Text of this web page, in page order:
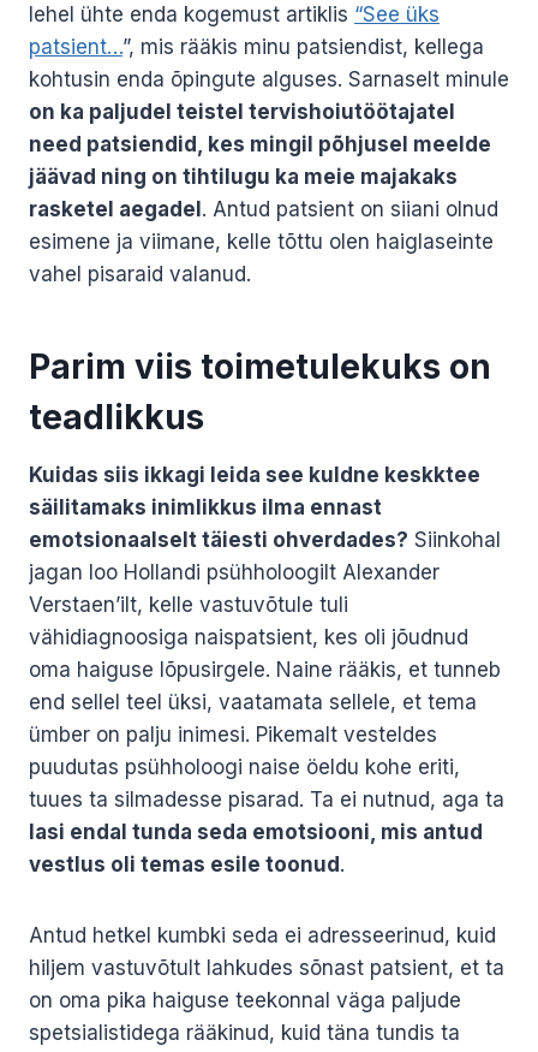
lehel ühte enda kogemust artiklis “See üks
patsient…”, mis rääkis minu patsiendist, kellega
kohtusin enda õpingute alguses. Sarnaselt minule
on ka paljudel teistel tervishoiutöötajatel
need patsiendid, kes mingil põhjusel meelde
jäävad ning on tihtilugu ka meie majakaks
rasketel aegadel . Antud patsient on siiani olnud
esimene ja viimane, kelle tõttu olen haiglaseinte
vahel pisaraid valanud.
Parim viis toimetulekuks on
teadlikkus
Kuidas siis ikkagi leida see kuldne keskktee
säilitamaks inimlikkus ilma ennast
emotsionaalselt täiesti ohverdades? Siinkohal
jagan loo Hollandi psühholoogilt Alexander
Verstaen’ilt, kelle vastuvõtule tuli
vähidiagnoosiga naispatsient, kes oli jõudnud
oma haiguse lõpusirgele. Naine rääkis, et tunneb
end sellel teel üksi, vaatamata sellele, et tema
ümber on palju inimesi. Pikemalt vesteldes
puudutas psühholoogi naise öeldu kohe eriti,
tuues ta silmadesse pisarad. Ta ei nutnud, aga ta
lasi endal tunda seda emotsiooni, mis antud
vestlus oli temas esile toonud .
Antud hetkel kumbki seda ei adresseerinud, kuid
hiljem vastuvõtult lahkudes sõnast patsient, et ta
on oma pika haiguse teekonnal väga paljude
spetsialistidega rääkinud, kuid täna tundis ta